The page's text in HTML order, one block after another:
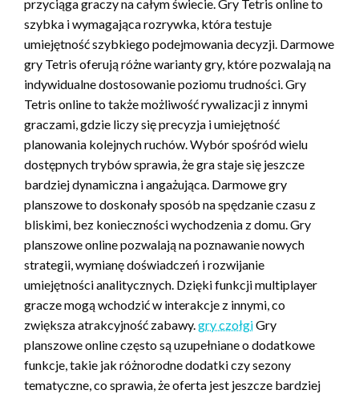
przyciąga graczy na całym świecie. Gry Tetris online to
szybka i wymagająca rozrywka, która testuje
umiejętność szybkiego podejmowania decyzji. Darmowe
gry Tetris oferują różne warianty gry, które pozwalają na
indywidualne dostosowanie poziomu trudności. Gry
Tetris online to także możliwość rywalizacji z innymi
graczami, gdzie liczy się precyzja i umiejętność
planowania kolejnych ruchów. Wybór spośród wielu
dostępnych trybów sprawia, że gra staje się jeszcze
bardziej dynamiczna i angażująca. Darmowe gry
planszowe to doskonały sposób na spędzanie czasu z
bliskimi, bez konieczności wychodzenia z domu. Gry
planszowe online pozwalają na poznawanie nowych
strategii, wymianę doświadczeń i rozwijanie
umiejętności analitycznych. Dzięki funkcji multiplayer
gracze mogą wchodzić w interakcje z innymi, co
zwiększa atrakcyjność zabawy.gry czołgiGry
planszowe online często są uzupełniane o dodatkowe
funkcje, takie jak różnorodne dodatki czy sezony
tematyczne, co sprawia, że oferta jest jeszcze bardziej